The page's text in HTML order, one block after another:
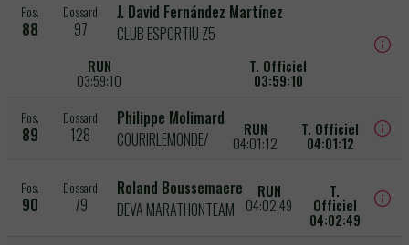
Pos.
88
Dossard
97
J. David Fernández Martínez
CLUB ESPORTIU Z5
RUN
03:59:10
T. Officiel
03:59:10
Pos.
89
Dossard
128
Philippe Molimard
COURIRLEMONDE/
RUN
04:01:12
T. Officiel
04:01:12
Pos.
90
Dossard
79
Roland Boussemaere
DEVA MARATHONTEAM
RUN
04:02:49
T.
Officiel
04:02:49